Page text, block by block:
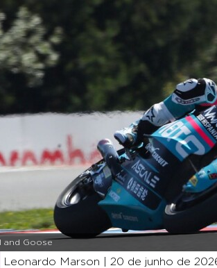
and Goose
Leonardo Marson | 20 de junho de